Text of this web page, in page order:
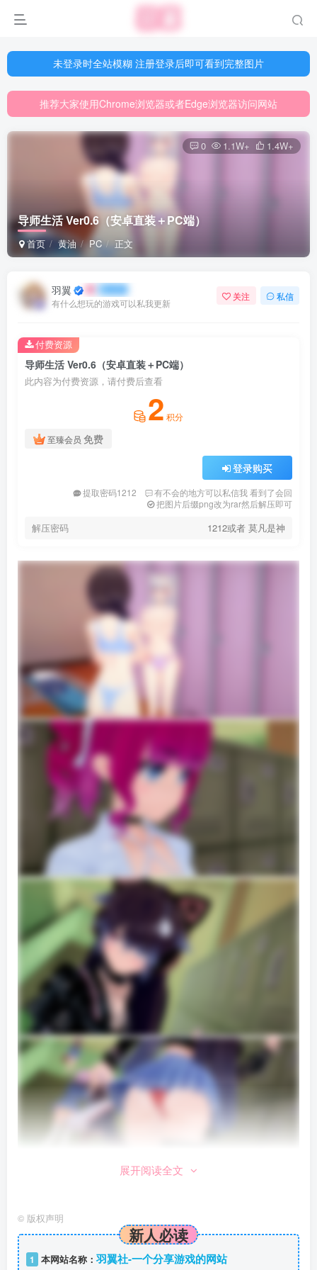
未登录时全站模糊 注册登录后即可看到完整图片
推荐大家使用Chrome浏览器或者Edge浏览器访问网站
网站游戏资源已更新至5000多部
推荐大家使用Chrome浏览器或者Edge浏览器访问网站
导师生活 Ver0.6（安卓直装＋PC端）
首页 黄油 PC 正文
0 1.1W+ 1.4W+
羽翼
有什么想玩的游戏可以私我更新
关注 私信
导师生活 Ver0.6（安卓直装＋PC端）
此内容为付费资源，请付费后查看
2 积分
至臻会员 免费
登录购买
提取密码1212
有不会的地方可以私信我 看到了会回
把图片后缀png改为rar然后解压即可
解压密码 1212或者 莫凡是神
付费资源
展开阅读全文
© 版权声明
新人必读
1 本网站名称： 羽翼社-一个分享游戏的网站